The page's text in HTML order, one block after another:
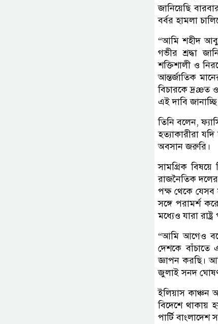
জানিয়েছি
বর্বর হামলা
“আমি শহীদ আবু
গভীর শ্রদ্ধা
শক্তিশালী ও
আন্তর্জাতিক
বিচারকে দ্রæত
এই দাবি
তিনি বলেন,
হত্যাকারীরা
অবসান জরুরি।
সামগ্রিক
রাজনৈতিক দলের
পক্ষ থেকে যেসব
সঙ্গে পরামর্শ
মধ্যেও যারা
“আমি আগেও
দেশকে বাঁচাতে
জ্ঞাপন করছি।
জুলাই সনদ
ইলিয়াস কাঞ্চন
বিদেশে থাকায়
পার্টি